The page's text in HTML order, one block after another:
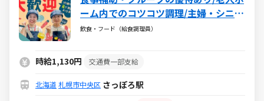
ーム内でのコツコツ調理/主婦・シニア
活躍中/扶養内・WワークもOK
飲食・フード（給食調理員）
時給1,130円 交通費一部支給
北海道 札幌市中央区 さっぽろ駅